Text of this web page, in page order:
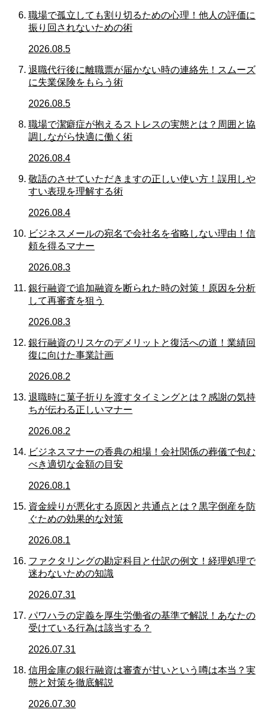
職場で孤立しても割り切るための心理！他人の評価に
振り回されないための術
2026.08.5
退職代行後に離職票が届かない時の連絡先！スムーズ
に失業保険をもらう術
2026.08.5
職場で潔癖症が抱えるストレスの実態とは？周囲と協
調しながら快適に働く術
2026.08.4
敬語のさせていただきますの正しい使い方！誤用しや
すい表現を理解する術
2026.08.4
ビジネスメールの宛名で会社名を省略しない理由！信
頼を得るマナー
2026.08.3
銀行融資で追加融資を断られた時の対策！原因を分析
して再審査を狙う
2026.08.3
銀行融資のリスケのデメリットと復活への道！業績回
復に向けた事業計画
2026.08.2
退職時に菓子折りを渡すタイミングとは？感謝の気持
ちが伝わる正しいマナー
2026.08.2
ビジネスマナーの香典の相場！会社関係の葬儀で包む
べき適切な金額の目安
2026.08.1
資金繰りが悪化する原因と共通点とは？黒字倒産を防
ぐための効果的な対策
2026.08.1
ファクタリングの勘定科目と仕訳の例文！経理処理で
迷わないための知識
2026.07.31
パワハラの定義を厚生労働省の基準で解説！あなたの
受けている行為は該当する？
2026.07.31
信用金庫の銀行融資は審査が甘いという噂は本当？実
態と対策を徹底解説
2026.07.30